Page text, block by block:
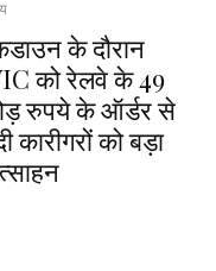
के दौरान
को रेलवे के 49
रुपये के ऑर्डर से
कारीगरों को बड़ा